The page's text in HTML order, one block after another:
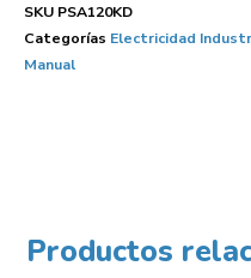
SKU PSA120KD
Categorías Electricidad
Manual
Productos